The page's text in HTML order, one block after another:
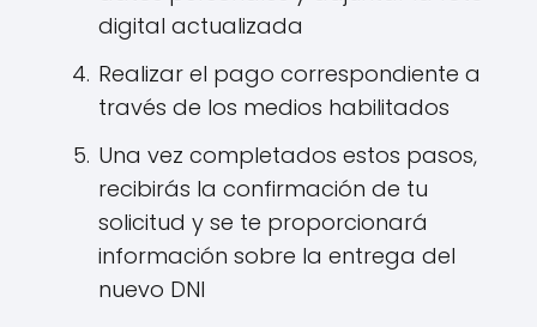
digital actualizada
Realizar el pago correspondiente a
través de los medios habilitados
Una vez completados estos pasos,
recibirás la confirmación de tu
solicitud y se te proporcionará
información sobre la entrega del
nuevo DNI